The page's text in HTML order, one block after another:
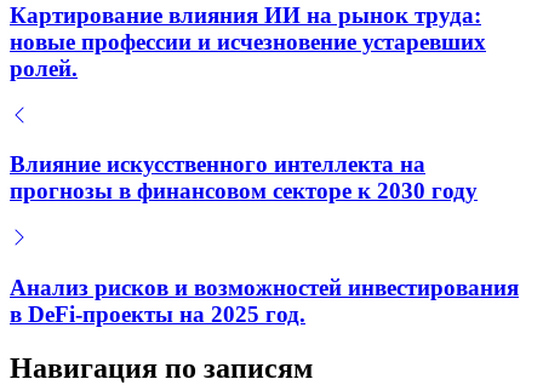
Картирование влияния ИИ на рынок труда:
новые профессии и исчезновение устаревших
ролей.
Влияние искусственного интеллекта на
прогнозы в финансовом секторе к 2030 году
Анализ рисков и возможностей инвестирования
в DeFi-проекты на 2025 год.
Навигация по записям